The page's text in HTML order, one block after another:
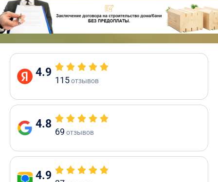
4.9
115отзывов
4.8
69 отзывов
4.9